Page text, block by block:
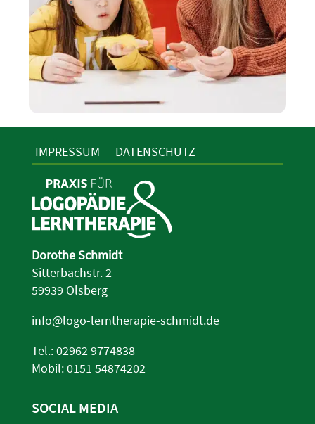
IMPRESSUM DATENSCHUTZ
Dorothe Schmidt
Sitterbachstr. 2
59939 Olsberg
info@logo-lerntherapie-schmidt.de
Tel.:02962 9774838
Mobil:0151 54874202
SOCIAL MEDIA